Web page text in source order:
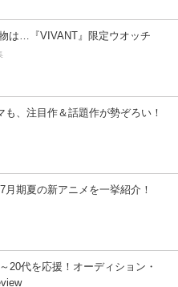
は…『VIVANT』限定ウオッチ
も、注目作＆話題作が勢ぞろい！
月期夏の新アニメを一挙紹介！
20代を応援！オーディション・